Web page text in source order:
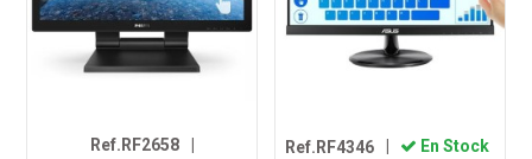
Ref.RF2658
|
Ref.RF4346 En Stock